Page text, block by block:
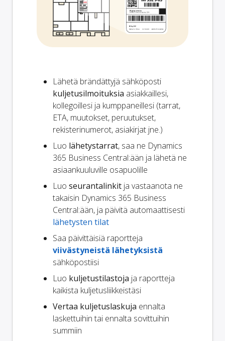
Lähetä brändättyjä sähköposti
kuljetusilmoituksia asiakkaillesi,
kollegoillesi ja kumppaneillesi (tarrat,
ETA, muutokset, peruutukset,
rekisterinumerot, asiakirjat jne.)
Luo lähetystarrat, saa ne Dynamics
365 Business Central:ään ja lähetä ne
asiaankuuluville osapuolille
Luo seurantalinkit ja vastaanota ne
takaisin Dynamics 365 Business
Central:ään, ja päivitä automaattisesti
lähetysten tilat
Saa päivittäisiä raportteja
viivästyneistä lähetyksistä
sähköpostiisi
Luo kuljetustilastoja ja raportteja
kaikista kuljetusliikkeistäsi
Vertaa kuljetuslaskuja ennalta
laskettuihin tai ennalta sovittuihin
summiin